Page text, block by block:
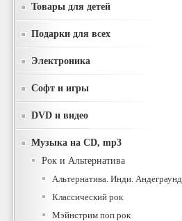
Товары для детей
Подарки для всех
Электроника
Софт и игры
DVD и видео
Музыка на CD, mp3
Рок и Альтернатива
Альтернатива. Инди. Андеграунд
Классический рок
Мэйнстрим поп рок